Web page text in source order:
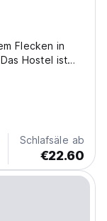
Flecken in
Hostel ist
entfernt
sie zu Fuß
Schlafsäle ab
€22.60